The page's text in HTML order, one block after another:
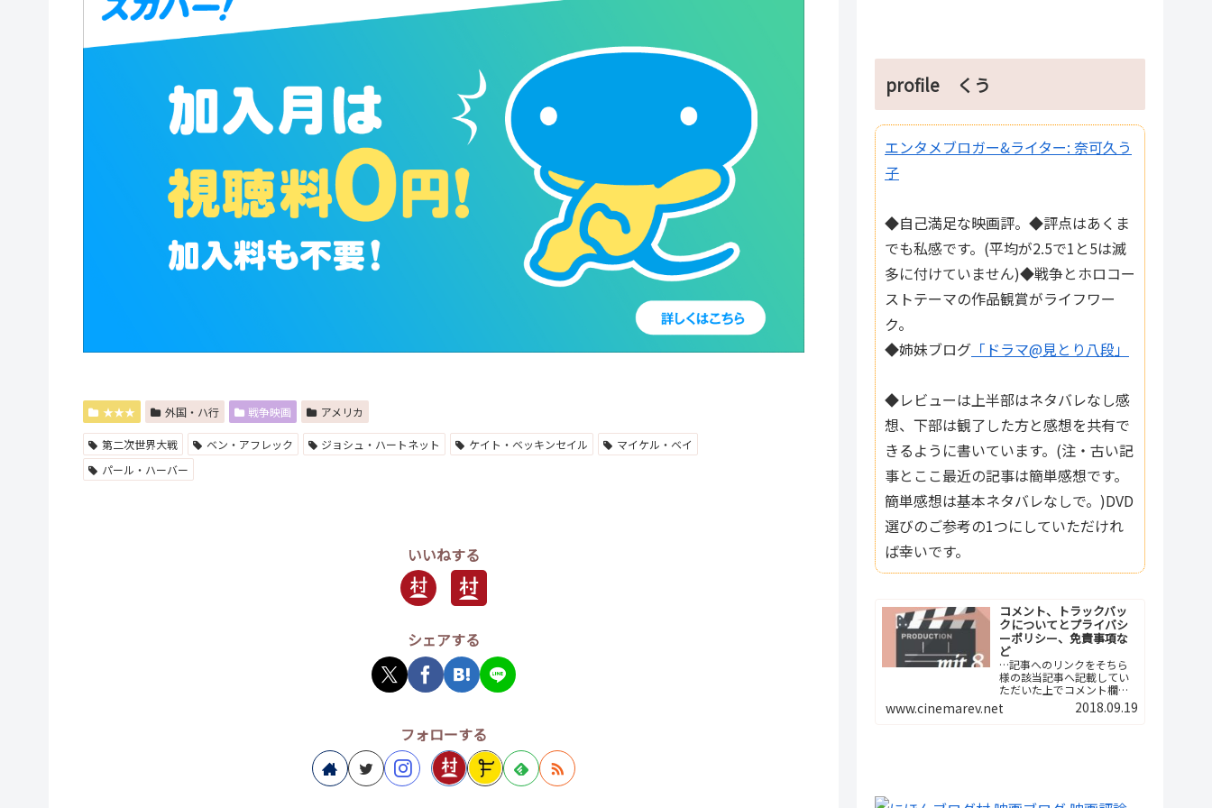
★★★ 外国・ハ行 戦争映画 アメリカ
第二次世界大戦 ベン・アフレック ジョシュ・ハートネット ケイト・ベッキンセイル
マイケル・ベイ
パール・ハーバー
いいねする
シェアする
フォローする
profile くう
エンタメブロガー&ライター: 奈可久う
子
◆自己満足な映画評。◆評点はあくま
でも私感です。(平均が2.5で1と5は滅
多に付けていません)◆戦争とホロコー
ストテーマの作品観賞がライフワー
ク。
◆姉妹ブログ 「ドラマ@見とり八段」
◆レビューは上半部はネタバレなし感
想、下部は観了した方と感想を共有で
きるように書いています。(注・古い記
事とここ最近の記事は簡単感想です。
簡単感想は基本ネタバレなしで。)DVD
選びのご参考の1つにしていただけれ
ば幸いです。
コメント、トラックバッ
クについてとプライバシ
ーポリシー、免責事項な
ど
…記事へのリンクをそちら
様の該当記事へ記載してい
ただいた上でコメント欄へ
ご報告下さい。つまり、今
後は記事間の相互リンクと
www.cinemarev.net 2018.09.19